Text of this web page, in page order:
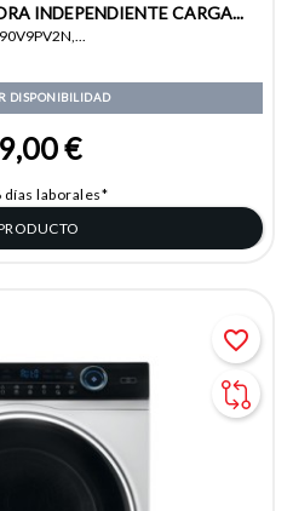
INDEPENDIENTE CARGA...
DISPONIBILIDAD
€
días laborales*
favorite_border